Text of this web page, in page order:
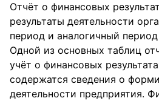
Отчёт о финансовых
результаты деятельности
период и аналогичный
Одной из основных таблиц
учёт о финансовых
содержатся сведения о
деятельности предприятия.